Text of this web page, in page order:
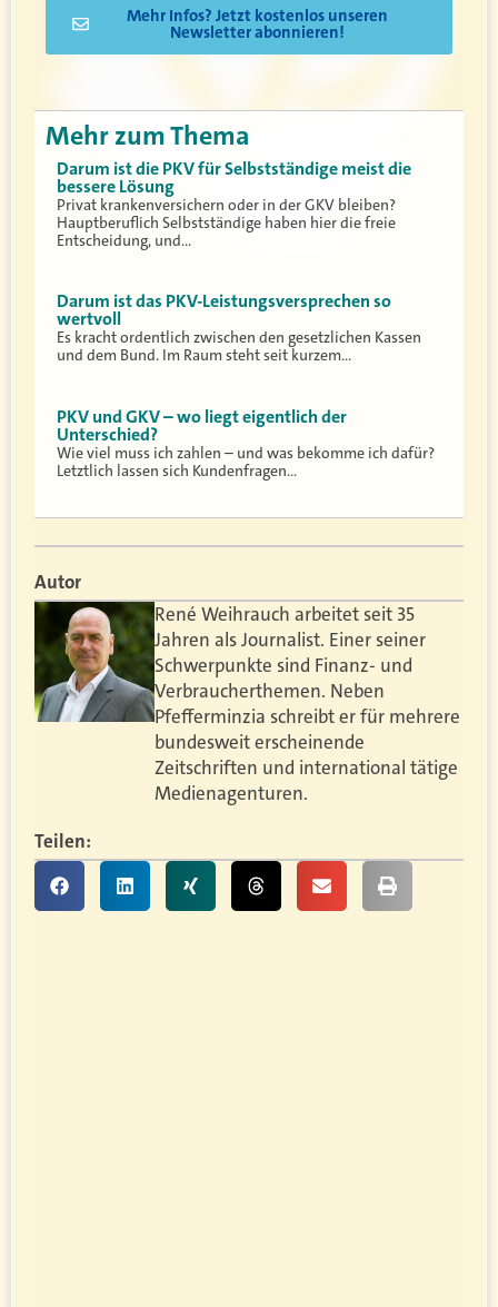
Mehr Infos? Jetzt kostenlos unseren
Newsletter abonnieren!
Mehr zum Thema
Darum ist die PKV für Selbstständige meist die
bessere Lösung
Privat krankenversichern oder in der GKV bleiben?
Hauptberuflich Selbstständige haben hier die freie
Entscheidung, und…
Darum ist das PKV-Leistungsversprechen so
wertvoll
Es kracht ordentlich zwischen den gesetzlichen Kassen
und dem Bund. Im Raum steht seit kurzem…
PKV und GKV – wo liegt eigentlich der
Unterschied?
Wie viel muss ich zahlen – und was bekomme ich dafür?
Letztlich lassen sich Kundenfragen…
Autor
René Weihrauch arbeitet seit 35
Jahren als Journalist. Einer seiner
Schwerpunkte sind Finanz- und
Verbraucherthemen. Neben
Pfefferminzia schreibt er für mehrere
bundesweit erscheinende
Zeitschriften und international tätige
Medienagenturen.
Teilen: